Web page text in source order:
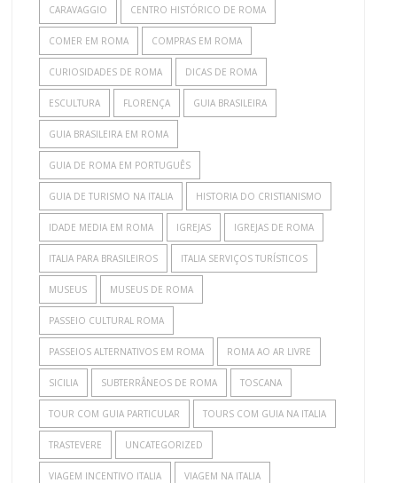
CARAVAGGIO CENTRO HISTÓRICO DE ROMA
COMER EM ROMA COMPRAS EM ROMA
CURIOSIDADES DE ROMA DICAS DE ROMA
ESCULTURA FLORENÇA GUIA BRASILEIRA
GUIA BRASILEIRA EM ROMA
GUIA DE ROMA EM PORTUGUÊS
GUIA DE TURISMO NA ITALIA HISTORIA DO CRISTIANISMO
IDADE MEDIA EM ROMA IGREJAS IGREJAS DE ROMA
ITALIA PARA BRASILEIROS ITALIA SERVIÇOS TURÍSTICOS
MUSEUS MUSEUS DE ROMA
PASSEIO CULTURAL ROMA
PASSEIOS ALTERNATIVOS EM ROMA ROMA AO AR LIVRE
SICILIA SUBTERRÂNEOS DE ROMA TOSCANA
TOUR COM GUIA PARTICULAR TOURS COM GUIA NA ITALIA
TRASTEVERE UNCATEGORIZED
VIAGEM INCENTIVO ITALIA VIAGEM NA ITALIA